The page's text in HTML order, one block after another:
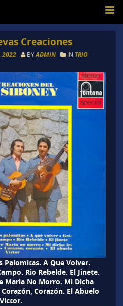
Creaciones
2022 BYADMIN IN TRIO
Palomitas. A Que Volver.
Rio Rebelde. El Jinete.
Maria No Morro. Mi Dicha
Corazón. El Abuelo
Victor.